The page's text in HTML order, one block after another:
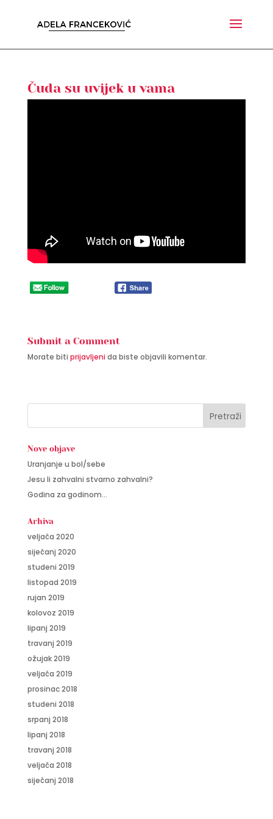
Čuda su uvijek u vama
Submit a Comment
Morate biti prijavljenida biste objavili komentar.
Nove objave
Uranjanje u bol/sebe
Jesu li zahvalni stvarno zahvalni?
Godina za godinom…
Arhiva
veljača 2020
siječanj 2020
studeni 2019
listopad 2019
rujan 2019
kolovoz 2019
lipanj 2019
travanj 2019
ožujak 2019
veljača 2019
prosinac 2018
studeni 2018
srpanj 2018
lipanj 2018
travanj 2018
veljača 2018
siječanj 2018